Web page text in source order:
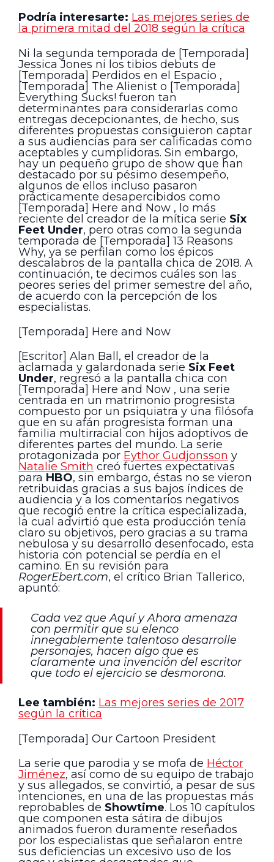
Podría interesarte: Las mejores series de
la primera mitad del 2018 según la crítica
Ni la segunda temporada de [Temporada]
Jessica Jones ni los tibios debuts de
[Temporada] Perdidos en el Espacio ,
[Temporada] The Alienist o [Temporada]
Everything Sucks! fueron tan
determinantes para considerarlas como
entregas decepcionantes, de hecho, sus
diferentes propuestas consiguieron captar
a sus audiencias para ser calificadas como
aceptables y cumplidoras. Sin embargo,
hay un pequeño grupo de show que han
destacado por su pésimo desempeño,
algunos de ellos incluso pasaron
prácticamente desapercibidos como
[Temporada] Here and Now , lo más
reciente del creador de la mítica serie Six
Feet Under, pero otras como la segunda
temporada de [Temporada] 13 Reasons
Why, ya se perfilan como los épicos
descalabros de la pantalla chica de 2018. A
continuación, te decimos cuáles son las
peores series del primer semestre del año,
de acuerdo con la percepción de los
especialistas.
[Temporada] Here and Now
[Escritor] Alan Ball, el creador de la
aclamada y galardonada serie Six Feet
Under, regresó a la pantalla chica con
[Temporada] Here and Now , una serie
centrada en un matrimonio progresista
compuesto por un psiquiatra y una filósofa
que en su afán progresista forman una
familia multirracial con hijos adoptivos de
diferentes partes del mundo. La serie
protagonizada por Eythor Gudjonsson y
Natalie Smith creó fuertes expectativas
para HBO, sin embargo, éstas no se vieron
retribuidas gracias a sus bajos índices de
audiencia y a los comentarios negativos
que recogió entre la crítica especializada,
la cual advirtió que esta producción tenía
claro su objetivos, pero gracias a su trama
nebulosa y su desarrollo desenfocado, esta
historia con potencial se perdía en el
camino. En su revisión para
RogerEbert.com, el crítico Brian Tallerico,
apuntó:
Cada vez que Aquí y Ahora amenaza
con permitir que su elenco
innegablemente talentoso desarrolle
personajes, hacen algo que es
claramente una invención del escritor
que todo el ejercicio se desmorona.
Lee también: Las mejores series de 2017
según la crítica
[Temporada] Our Cartoon President
La serie que parodia y se mofa de Héctor
Jiménez, así como de su equipo de trabajo
y sus allegados, se convirtió, a pesar de sus
intenciones, en una de las propuestas más
reprobables de Showtime. Los 10 capítulos
que componen esta sátira de dibujos
animados fueron duramente reseñados
por los especialistas que señalaron entre
sus deficiencias un excesivo uso de los